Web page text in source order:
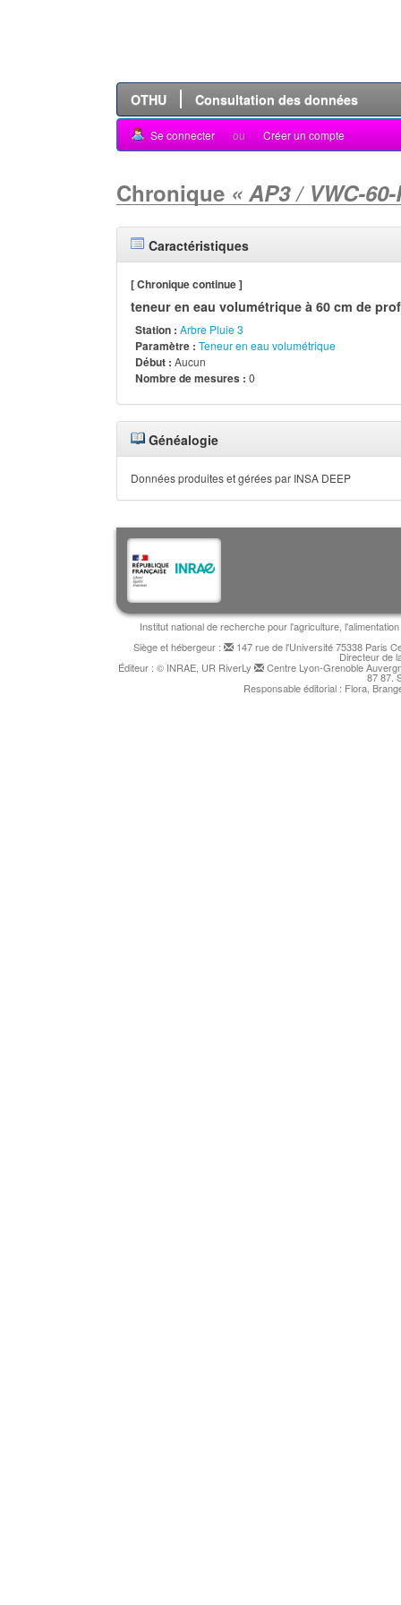
OTHU Consultation des données
Se connecter ou Créer un compte
Chronique « AP3 / VWC-
Caractéristiques
[ Chronique continue ]
teneur en eau volumétrique à 60 cm de
Station : Arbre Pluie 3
Paramètre : Teneur en eau volumétrique
Début : Aucun
Nombre de mesures : 0
Généalogie
Données produites et gérées par INSA DEEP
Institut national de recherche pour l'agriculture,
Siège et hébergeur :
147 rue de l'Université 75338 Paris
Directeur de
Éditeur : © INRAE, UR RiverLy Centre Lyon-Grenoble
87 87.
Responsable éditorial : Flora,